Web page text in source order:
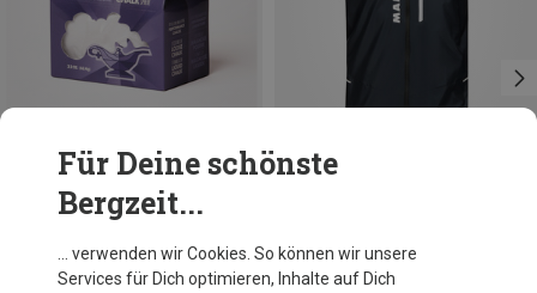
Friction Labs
Magic Sphere Chalk Ball
Für Deine schönste
Bergzeit...
… verwenden wir Cookies. So können wir unsere
Services für Dich optimieren, Inhalte auf Dich